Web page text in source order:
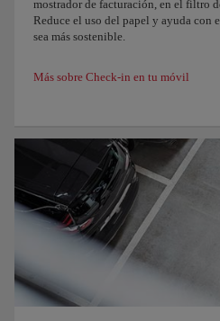
mostrador de facturación, en el filtro
Reduce el uso del papel y ayuda con
sea más sostenible.
Más sobre Check-in en tu móvil